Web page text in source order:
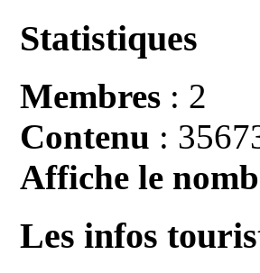
Statistiques
Membres : 2
Contenu :
Affiche le
Les infos